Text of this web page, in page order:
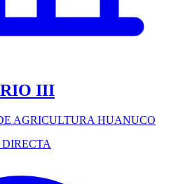
III
AGRICULTURA HUANUCO